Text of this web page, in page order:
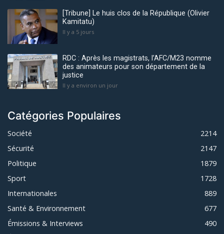
[Tribune] Le huis clos de la République (Olivier
Kamitatu)
Il y a 5 jours
RDC : Après les magistrats, l’AFC/M23 nomme
des animateurs pour son département de la
justice
Il y a environ un jour
Catégories Populaires
Société
2214
Sécurité
2147
Politique
1879
Sport
1728
Internationales
889
Santé & Environnement
677
Émissions & Interviews
490